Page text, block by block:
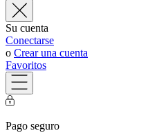
Su cuenta
Conectarse
o Crear una cuenta
Favoritos
Pago seguro